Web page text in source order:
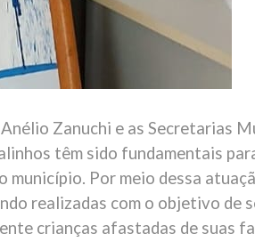
Zanuchi e as Secretarias
têm sido fundamentais
município. Por meio dessa
realizadas com o objetivo de
crianças afastadas de suas